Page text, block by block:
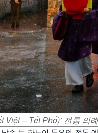
Việt – Tết Phố)’ 전통 의